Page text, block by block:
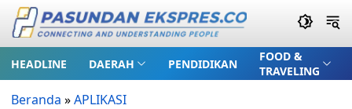
HEADLINE DAERAH PENDIDIKAN
FOOD &
TRAVELING
Beranda »APLIKASI